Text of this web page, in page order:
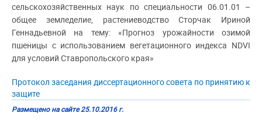
сельскохозяйственных наук по специальности 06.01.01 –
общее земледелие, растениеводство Сторчак Ириной
Геннадьевной на тему: «Прогноз урожайности озимой
пшеницы с использованием вегетационного индекса NDVI
для условий Ставропольского края»
Протокол заседания диссертационного совета по принятию к
защите
Размещено на сайте 25.10.2016 г.